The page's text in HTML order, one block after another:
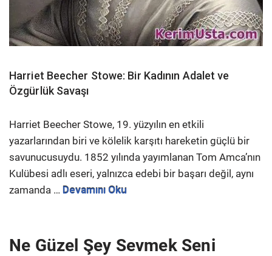
Harriet Beecher Stowe: Bir Kadının Adalet ve
Özgürlük Savaşı
Harriet Beecher Stowe, 19. yüzyılın en etkili
yazarlarından biri ve kölelik karşıtı hareketin güçlü bir
savunucusuydu. 1852 yılında yayımlanan Tom Amca’nın
Kulübesi adlı eseri, yalnızca edebi bir başarı değil, aynı
zamanda … Devamını Oku
Ne Güzel Şey Sevmek Seni